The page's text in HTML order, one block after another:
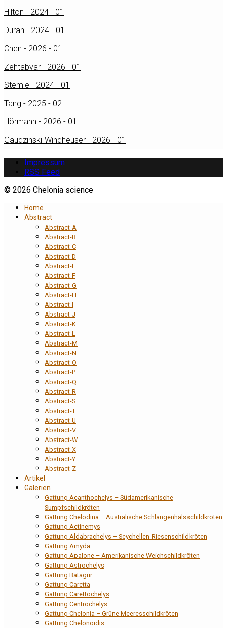
Hilton - 2024 - 01
Duran - 2024 - 01
Chen - 2026 - 01
Zehtabvar - 2026 - 01
Stemle - 2024 - 01
Tang - 2025 - 02
Hörmann - 2026 - 01
Gaudzinski-Windheuser - 2026 - 01
Impressum
RSS Feed
© 2026 Chelonia science
Home
Abstract
Abstract-A
Abstract-B
Abstract-C
Abstract-D
Abstract-E
Abstract-F
Abstract-G
Abstract-H
Abstract-I
Abstract-J
Abstract-K
Abstract-L
Abstract-M
Abstract-N
Abstract-O
Abstract-P
Abstract-Q
Abstract-R
Abstract-S
Abstract-T
Abstract-U
Abstract-V
Abstract-W
Abstract-X
Abstract-Y
Abstract-Z
Artikel
Galerien
Gattung Acanthochelys – Südamerikanische
Sumpfschildkröten
Gattung Chelodina – Australische Schlangenhalsschildkröten
Gattung Actinemys
Gattung Aldabrachelys – Seychellen-Riesenschildkröten
Gattung Amyda
Gattung Apalone – Amerikanische Weichschildkröten
Gattung Astrochelys
Gattung Batagur
Gattung Caretta
Gattung Carettochelys
Gattung Centrochelys
Gattung Chelonia – Grüne Meeresschildkröten
Gattung Chelonoidis